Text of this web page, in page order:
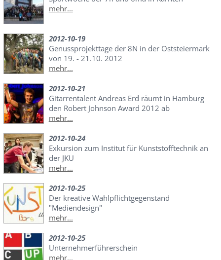
mehr...
2012-10-19
Genussprojekttage der 8N in der Oststeiermark
von 19. - 21.10. 2012
mehr...
2012-10-21
Gitarrentalent Andreas Erd räumt in Hamburg
den Robert Johnson Award 2012 ab
mehr...
2012-10-24
Exkursion zum Institut für Kunststofftechnik an
der JKU
mehr...
2012-10-25
Der kreative Wahlpflichtgegenstand
"Mediendesign"
mehr...
2012-10-25
Unternehmerführerschein
mehr...